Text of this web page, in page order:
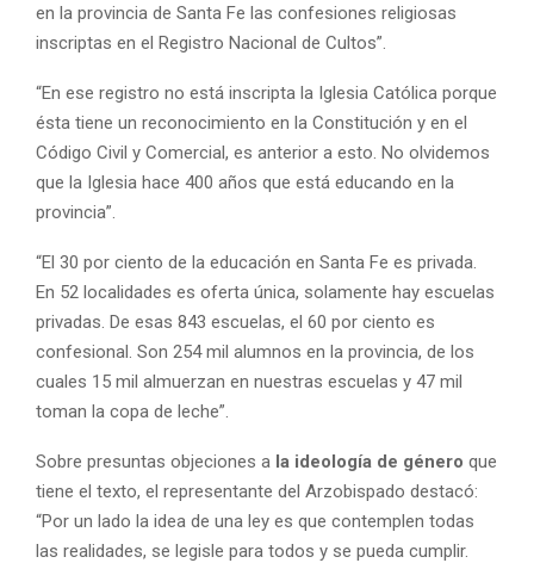
en la provincia de Santa Fe las confesiones religiosas
inscriptas en el Registro Nacional de Cultos”.
“En ese registro no está inscripta la Iglesia Católica porque
ésta tiene un reconocimiento en la Constitución y en el
Código Civil y Comercial, es anterior a esto. No olvidemos
que la Iglesia hace 400 años que está educando en la
provincia”.
“El 30 por ciento de la educación en Santa Fe es privada.
En 52 localidades es oferta única, solamente hay escuelas
privadas. De esas 843 escuelas, el 60 por ciento es
confesional. Son 254 mil alumnos en la provincia, de los
cuales 15 mil almuerzan en nuestras escuelas y 47 mil
toman la copa de leche”.
Sobre presuntas objeciones a la ideología de género que
tiene el texto, el representante del Arzobispado destacó:
“Por un lado la idea de una ley es que contemplen todas
las realidades, se legisle para todos y se pueda cumplir.